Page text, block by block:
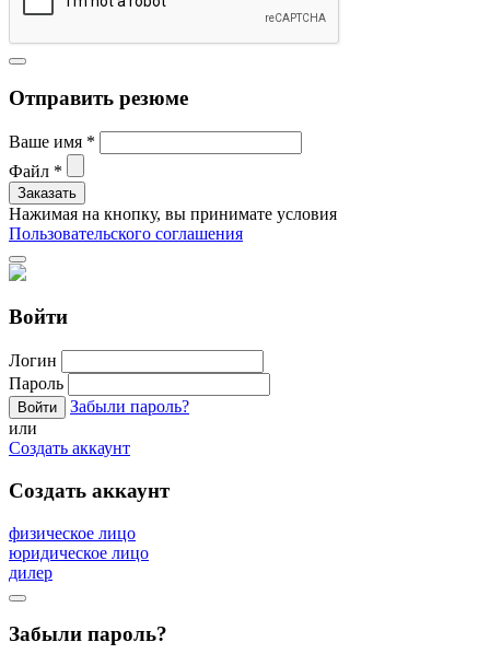
Отправить резюме
Ваше имя *
Файл *
Нажимая на кнопку, вы принимате условия
Пользовательского соглашения
Войти
Логин
Пароль
Забыли пароль?
или
Создать аккаунт
Создать аккаунт
физическое лицо
юридическое лицо
дилер
Забыли пароль?